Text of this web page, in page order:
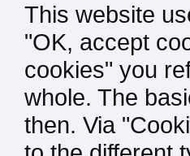
This website
"OK, accept
cookies" you
whole. The
then. Via